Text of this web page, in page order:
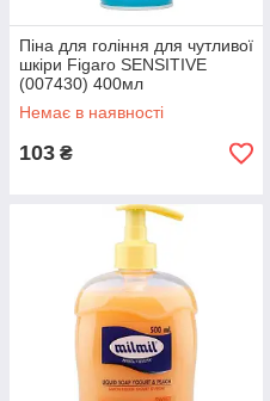
Піна для гоління для чутливої
шкіри Figaro SENSITIVE
(007430) 400мл
Немає в наявності
103 ₴